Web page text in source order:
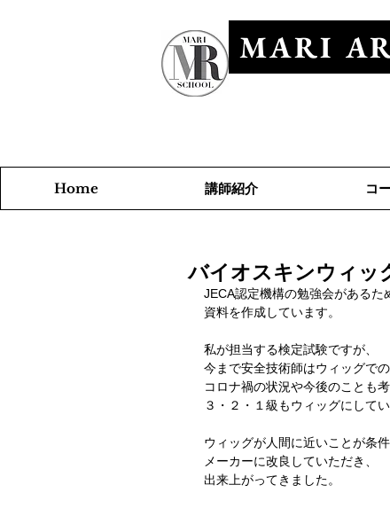
MARI
Home 講師紹介 コ
バイオスキンウィッ
JECA認定機構の勉強会があるた
資料を作成しています。
私が担当する検定試験ですが、
今まで安全技術師はウィッグでの
コロナ禍の状況や今後のことも考
３・２・１級もウィッグにして
ウィッグが人間に近いことが条
メーカーに改良していただき、
出来上がってきました。